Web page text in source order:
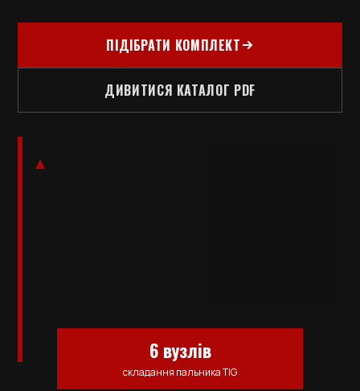
ПІДІБРАТИ КОМПЛЕКТ
ДИВИТИСЯ КАТАЛОГ PDF
6 вузлів
складання пальника TIG